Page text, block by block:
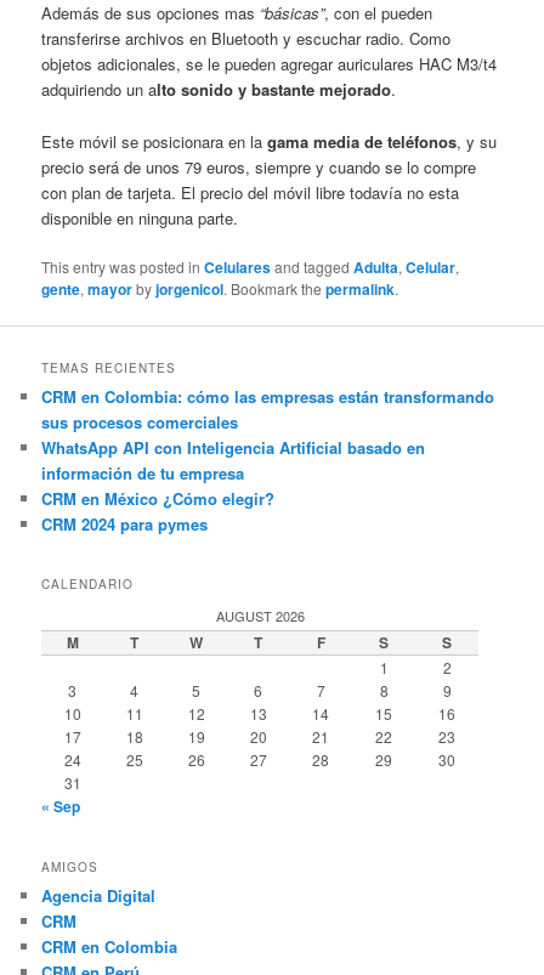
Además de sus opciones mas “básicas”, con el pueden
transferirse archivos en Bluetooth y escuchar radio. Como
objetos adicionales, se le pueden agregar auriculares HAC M3/t4
adquiriendo un alto sonido y bastante mejorado.
Este móvil se posicionara en la gama media de teléfonos, y su
precio será de unos 79 euros, siempre y cuando se lo compre
con plan de tarjeta. El precio del móvil libre todavía no esta
disponible en ninguna parte.
This entry was posted inCelularesand taggedAdulta,Celular,
gente,mayorbyjorgenicol. Bookmark thepermalink.
TEMAS RECIENTES
CRM en Colombia: cómo las empresas están transformando
sus procesos comerciales
WhatsApp API con Inteligencia Artificial basado en
información de tu empresa
CRM en México ¿Cómo elegir?
CRM 2024 para pymes
CALENDARIO
AUGUST 2026
M T W T F S S
1
2
3
4 5 6 7 8
9
10
11 12 13 14 15
16
17
18 19 20 21 22
23
24
25 26 27 28 29
30
31
« Sep
AMIGOS
Agencia Digital
CRM
CRM en Colombia